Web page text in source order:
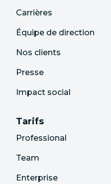
Carrières
Équipe de direction
Nos clients
Presse
Impact social
Tarifs
Professional
Team
Enterprise